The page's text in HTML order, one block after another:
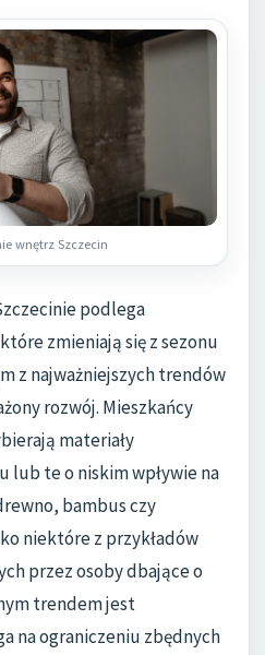
wnętrz Szczecin
podlega
zmieniają się z sezonu
z najważniejszych trendów
rozwój. Mieszkańcy
materiały
lub te o niskim wpływie na
bambus czy
niektóre z przykładów
przez osoby dbające o
trendem jest
na ograniczeniu zbędnych